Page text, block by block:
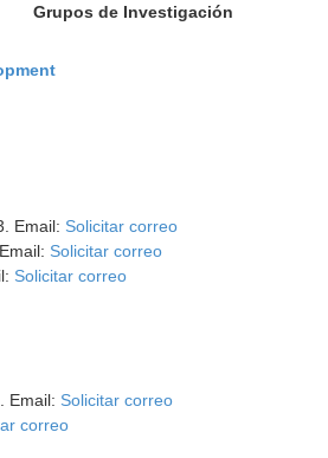
Grupos de Investigación
Email: Solicitar correo
Solicitar correo
Solicitar correo
Email: Solicitar correo
correo